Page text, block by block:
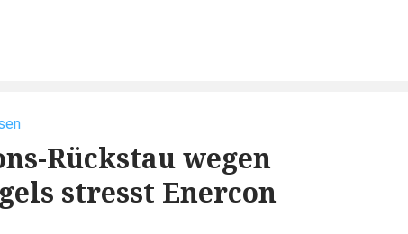
Rückstau wegen
stresst Enercon